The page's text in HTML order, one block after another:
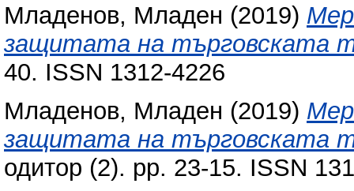
Младенов, Младен (2019)
защитата на търговската
40. ISSN 1312-4226
Младенов, Младен (2019)
защитата на търговската
одитор (2). pp. 23-15. ISSN